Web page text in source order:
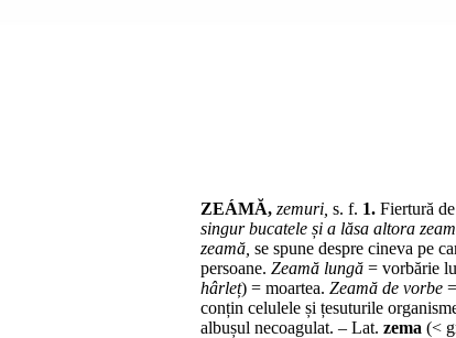
ZEÁMĂ, zemuri, s. f. 1. Fiertură
singur bucatele și a lăsa altora
zeamă, se spune despre cineva pe
persoane. Zeamă lungă = vorbărie
hârleț) = moartea. Zeamă de vorbe
conțin celulele și țesuturile
albușul necoagulat. – Lat. zema (<